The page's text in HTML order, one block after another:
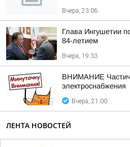
Вчера, 23:06
Глава Ингушетии
84-летием
Вчера, 19:33
ВНИМАНИЕ
электроснабжения
Вчера, 21:00
ЛЕНТА НОВОСТЕЙ